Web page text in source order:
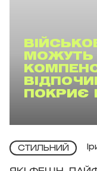
МОЖУТЬ
ПОКРИЄ
СТИЛЬНИЙ